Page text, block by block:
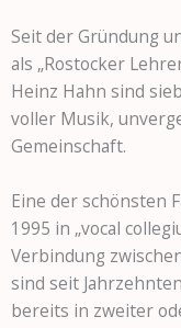
Seit der Gründung
als „Rostocker
Heinz Hahn sind
voller Musik,
Gemeinschaft.
Eine der schönsten
1995 in „vocal
Verbindung
sind seit
bereits in zweiter